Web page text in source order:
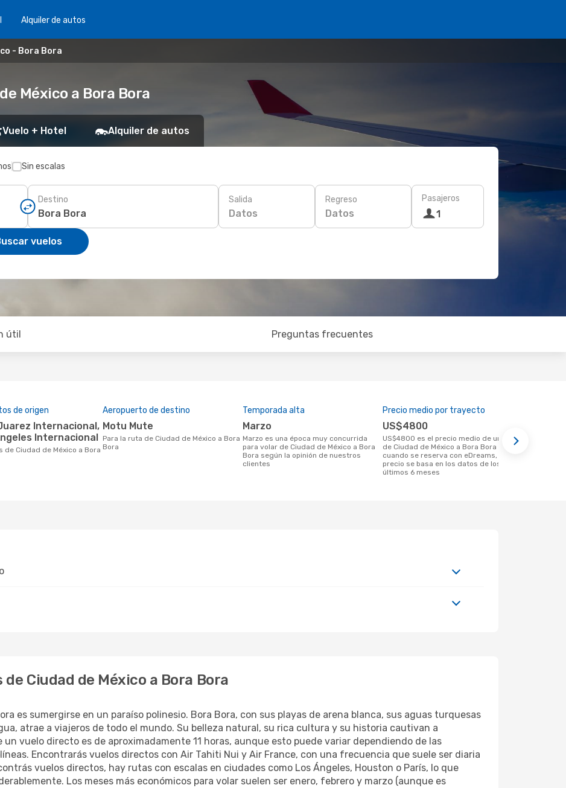
Alquiler de autos
- Bora Bora
México a Bora Bora
Vuelo + Hotel Alquiler de autos
Sin escalas
Destino Salida
Datos
Regreso
Datos
Pasajeros
1
vuelos
útil Preguntas frecuentes
de origen
Internacional
Aeropuerto de destino
Motu Mute
Para la ruta de Ciudad de México a Bora
Bora
Temporada alta
marzo
marzo es una época muy concurrida
para volar de Ciudad de México a Bora
Bora según la opinión de nuestros
clientes
Precio medio por trayecto
US$4800
US$4800 es el precio medio de un viaje
de Ciudad de México a Bora Bora
cuando se reserva con eDreams, este
precio se basa en los datos de los
últimos 6 meses
Ciudad de México a Bora Bora
es sumergirse en un paraíso polinesio. Bora Bora, con sus playas de arena blanca, sus aguas turquesas
atrae a viajeros de todo el mundo. Su belleza natural, su rica cultura y su historia cautivan a
vuelo directo es de aproximadamente 11 horas, aunque esto puede variar dependiendo de las
Encontrarás vuelos directos con Air Tahiti Nui y Air France, con una frecuencia que suele ser diaria
vuelos directos, hay rutas con escalas en ciudades como Los Ángeles, Houston o París, lo que
Los meses más económicos para volar suelen ser enero, febrero y marzo (aunque es